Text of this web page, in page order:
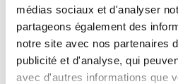
médias sociaux et d'analyser
partageons également des
notre site avec nos partenaires
publicité et d'analyse, qui
avec d'autres informations que